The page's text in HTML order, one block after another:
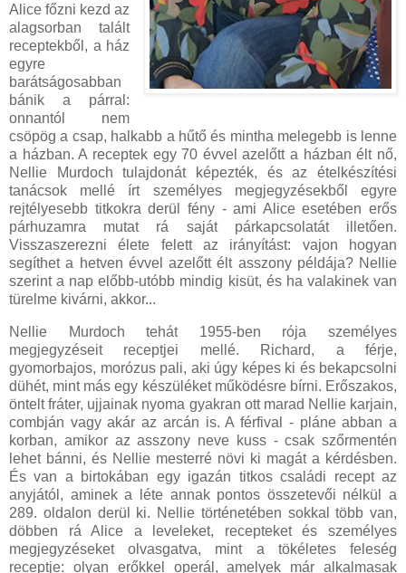
Alice főzni kezd az
alagsorban talált
receptekből, a ház
egyre
barátságosabban
bánik a párral:
onnantól nem
csöpög a csap, halkabb a hűtő és mintha melegebb is lenne
a házban. A receptek egy 70 évvel azelőtt a házban élt nő,
Nellie Murdoch tulajdonát képezték, és az ételkészítési
tanácsok mellé írt személyes megjegyzésekből egyre
rejtélyesebb titkokra derül fény - ami Alice esetében erős
párhuzamra mutat rá saját párkapcsolatát illetően.
Visszaszerezni élete felett az irányítást: vajon hogyan
segíthet a hetven évvel azelőtt élt asszony példája? Nellie
szerint a nap előbb-utóbb mindig kisüt, és ha valakinek van
türelme kivárni, akkor...
Nellie Murdoch tehát 1955-ben rója személyes
megjegyzéseit receptjei mellé. Richard, a férje,
gyomorbajos, morózus pali, aki úgy képes ki és bekapcsolni
dühét, mint más egy készüléket működésre bírni. Erőszakos,
öntelt fráter, ujjainak nyoma gyakran ott marad Nellie karjain,
combján vagy akár az arcán is. A férfival - pláne abban a
korban, amikor az asszony neve kuss - csak szőrmentén
lehet bánni, és Nellie mesterré növi ki magát a kérdésben.
És van a birtokában egy igazán titkos családi recept az
anyjától, aminek a léte annak pontos összetevői nélkül a
289. oldalon derül ki. Nellie történetében sokkal több van,
döbben rá Alice a leveleket, recepteket és személyes
megjegyzéseket olvasgatva, mint a tökéletes feleség
receptje: olyan erőkkel operál, amelyek már alkalmasak